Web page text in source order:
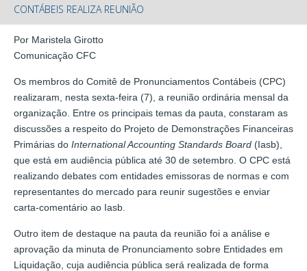
CONTÁBEIS REALIZA REUNIÃO
Por Maristela Girotto
Comunicação CFC
Os membros do Comitê de Pronunciamentos Contábeis (CPC)
realizaram, nesta sexta-feira (7), a reunião ordinária mensal da
organização. Entre os principais temas da pauta, constaram as
discussões a respeito do Projeto de Demonstrações Financeiras
Primárias do International Accounting Standards Board (Iasb),
que está em audiência pública até 30 de setembro. O CPC está
realizando debates com entidades emissoras de normas e com
representantes do mercado para reunir sugestões e enviar
carta-comentário ao Iasb.
Outro item de destaque na pauta da reunião foi a análise e
aprovação da minuta de Pronunciamento sobre Entidades em
Liquidação, cuja audiência pública será realizada de forma